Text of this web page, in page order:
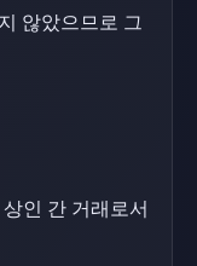
않았으므로 그
인 간 거래로서